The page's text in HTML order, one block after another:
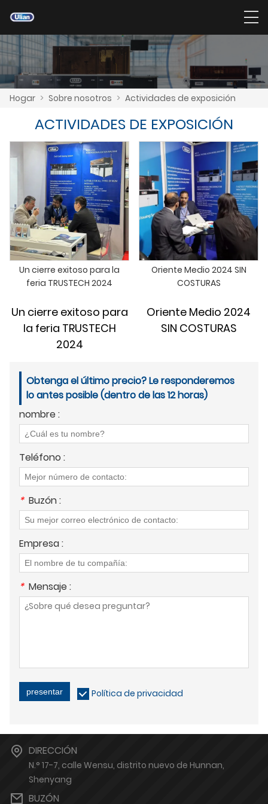
Hogar > Sobre nosotros > Actividades de exposición
ACTIVIDADES DE EXPOSICIÓN
Un cierre exitoso para la
feria TRUSTECH 2024
Un cierre exitoso para
la feria TRUSTECH
2024
Oriente Medio 2024 SIN
COSTURAS
Oriente Medio 2024
SIN COSTURAS
Obtenga el último precio? Le responderemos
lo antes posible (dentro de las 12 horas)
nombre :
Teléfono :
* Buzón :
Empresa :
* Mensaje :
presentar Política de privacidad
DIRECCIÓN
N.° 17-7, calle Wensu, distrito nuevo de Hunnan,
Shenyang
BUZÓN